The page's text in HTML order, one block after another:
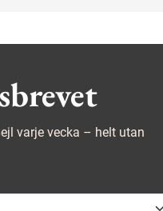
varje vecka – helt utan